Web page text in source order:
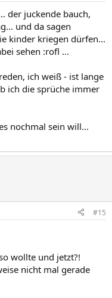
der juckende bauch,
und da sagen
kinder kriegen dürfen...
sehen :rofl ...
ich weiß - ist lange
ich die sprüche immer
nochmal sein will...
#15
wollte und jetzt?!
nicht mal gerade